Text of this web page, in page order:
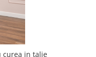
curea in talie